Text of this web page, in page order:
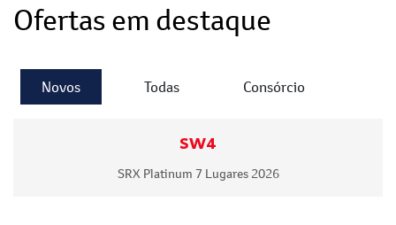
Ofertas em destaque
Novos Todas Consórcio
SW4
SRX Platinum 7 Lugares 2026